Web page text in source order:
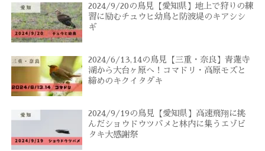
2024/9/20の鳥見【愛知県】地上で狩りの練
習に励むチュウヒ幼鳥と防波堤のキアシシ
ギ
2024/6/13,14の鳥見【三重・奈良】青蓮寺
湖から大台ヶ原へ！コマドリ・高原モズと
締めのキクイタダキ
2024/9/19の鳥見【愛知県】高速飛翔に挑
んだショウドウツバメと林内に集うエゾビ
タキ大感謝祭